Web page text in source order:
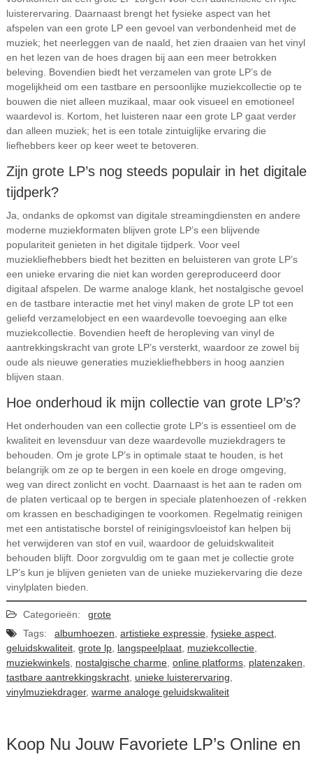
luisterervaring. Daarnaast brengt het fysieke aspect van het
afspelen van een grote LP een gevoel van verbondenheid met de
muziek; het neerleggen van de naald, het zien draaien van het vinyl
en het lezen van de hoes dragen bij aan een meer betrokken
beleving. Bovendien biedt het verzamelen van grote LP’s de
mogelijkheid om een tastbare en persoonlijke muziekcollectie op te
bouwen die niet alleen muzikaal, maar ook visueel en emotioneel
waardevol is. Kortom, het luisteren naar een grote LP gaat verder
dan alleen muziek; het is een totale zintuiglijke ervaring die
liefhebbers keer op keer weet te betoveren.
Zijn grote LP’s nog steeds populair in het digitale
tijdperk?
Ja, ondanks de opkomst van digitale streamingdiensten en andere
moderne muziekformaten blijven grote LP’s een blijvende
populariteit genieten in het digitale tijdperk. Voor veel
muziekliefhebbers biedt het bezitten en beluisteren van grote LP’s
een unieke ervaring die niet kan worden gereproduceerd door
digitaal afspelen. De warme analoge klank, het nostalgische gevoel
en de tastbare interactie met het vinyl maken de grote LP tot een
geliefd verzamelobject en een waardevolle toevoeging aan elke
muziekcollectie. Bovendien heeft de heropleving van vinyl de
aantrekkingskracht van grote LP’s versterkt, waardoor ze zowel bij
oude als nieuwe generaties muziekliefhebbers in hoog aanzien
blijven staan.
Hoe onderhoud ik mijn collectie van grote LP’s?
Het onderhouden van een collectie grote LP’s is essentieel om de
kwaliteit en levensduur van deze waardevolle muziekdragers te
behouden. Om je grote LP’s in optimale staat te houden, is het
belangrijk om ze op te bergen in een koele en droge omgeving,
weg van direct zonlicht en vocht. Daarnaast is het aan te raden om
de platen verticaal op te bergen in speciale platenhoezen of -rekken
om krassen en beschadigingen te voorkomen. Regelmatig reinigen
met een antistatische borstel of reinigingsvloeistof kan helpen bij
het verwijderen van stof en vuil, waardoor de geluidskwaliteit
behouden blijft. Door zorgvuldig om te gaan met je collectie grote
LP’s kun je blijven genieten van de unieke muziekervaring die deze
vinylplaten bieden.
Categorieën:
grote
Tags:
albumhoezen, artistieke expressie, fysieke aspect,
geluidskwaliteit, grote lp, langspeelplaat, muziekcollectie,
muziekwinkels, nostalgische charme, online platforms, platenzaken,
tastbare aantrekkingskracht, unieke luisterervaring,
vinylmuziekdrager, warme analoge geluidskwaliteit
Koop Nu Jouw Favoriete LP’s Online en